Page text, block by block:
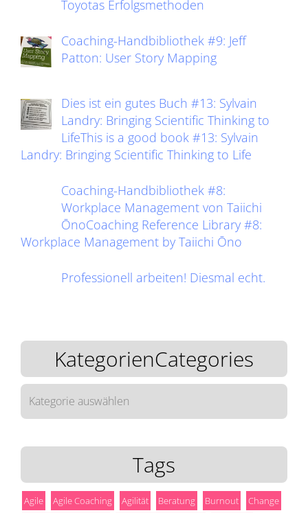
Toyotas Erfolgsmethoden
Coaching-Handbibliothek #9: Jeff
Patton: User Story Mapping
Dies ist ein gutes Buch #13: Sylvain
Landry: Bringing Scientific Thinking to
LifeThis is a good book #13: Sylvain
Landry: Bringing Scientific Thinking to Life
Coaching-Handbibliothek #8:
Workplace Management von Taiichi
ŌnoCoaching Reference Library #8:
Workplace Management by Taiichi Ōno
Professionell arbeiten! Diesmal echt.
KategorienCategories
KategorienCategories
Tags
Agile Agile Coaching Agilität Beratung Burnout
Change